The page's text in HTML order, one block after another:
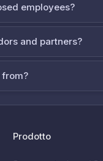
employees?
and partners?
from?
Prodotto